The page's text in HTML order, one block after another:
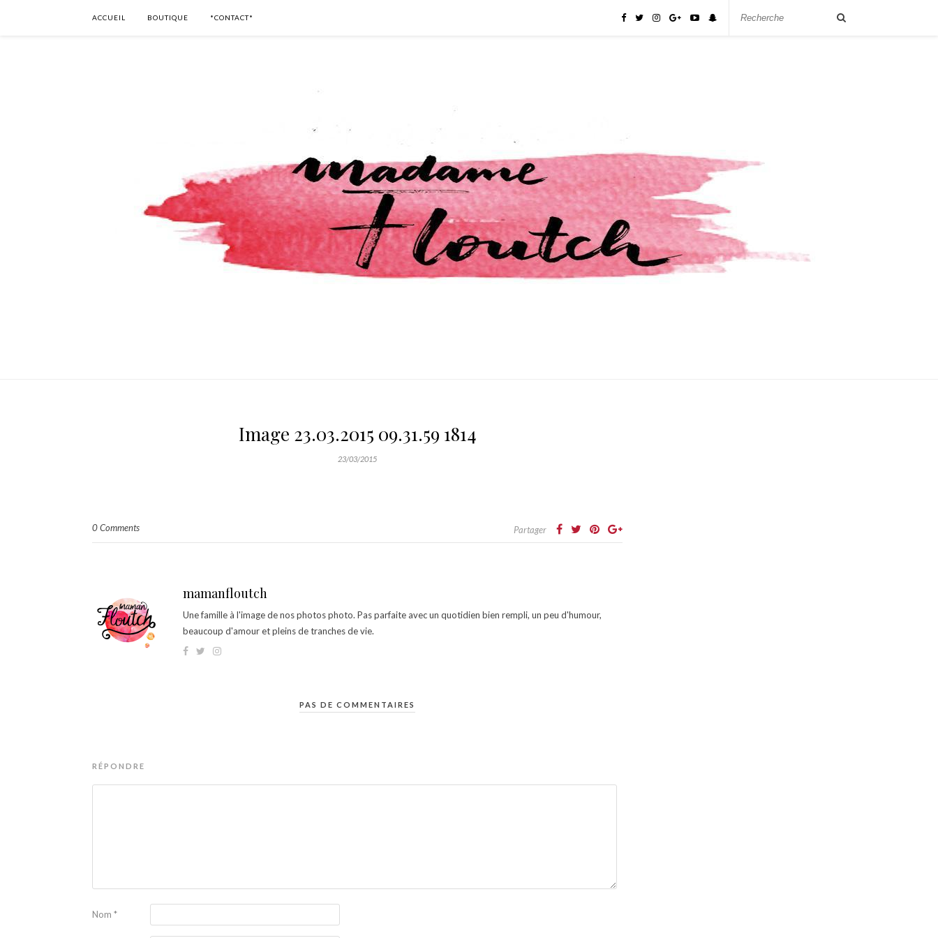
ACCUEIL BOUTIQUE *CONTACT*
Image 23.03.2015 09.31.59 1814
23/03/2015
0 Comments Partager
mamanfloutch
Une famille à l'image de nos photos photo. Pas parfaite avec un quotidien bien rempli, un peu d'humour,
beaucoup d'amour et pleins de tranches de vie.
PAS DE COMMENTAIRES
RÉPONDRE
Nom *